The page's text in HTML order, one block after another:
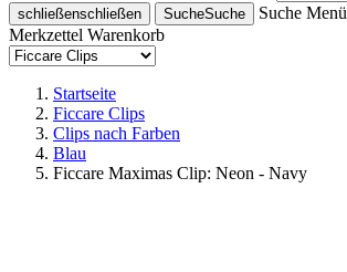
schließenschließen SucheSuche Suche Menü
Merkzettel Warenkorb
Startseite
Ficcare Clips
Clips nach Farben
Blau
Ficcare Maximas Clip: Neon - Navy